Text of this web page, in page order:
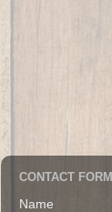
CONTACT FORM
Name